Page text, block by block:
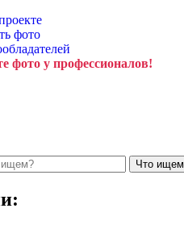
фото
фото у профессионалов!